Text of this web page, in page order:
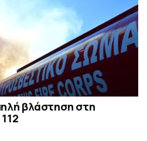
βλάστηση στη